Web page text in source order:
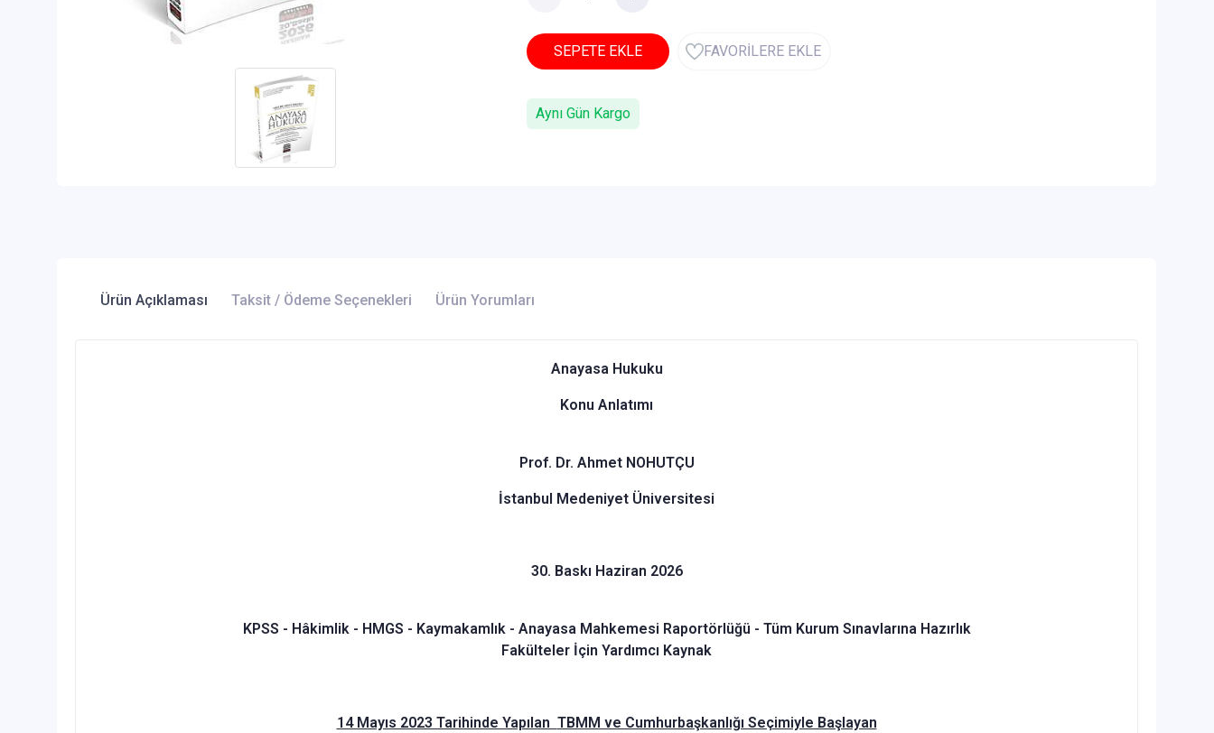
SEPETE EKLE FAVORİLERE EKLE
Aynı Gün Kargo
Ürün Açıklaması Taksit / Ödeme Seçenekleri Ürün Yorumları
Anayasa Hukuku
Konu Anlatımı
Prof. Dr. Ahmet NOHUTÇU
İstanbul Medeniyet Üniversitesi
30. Baskı Haziran 2026
KPSS - Hâkimlik - HMGS - Kaymakamlık - Anayasa Mahkemesi Raportörlüğü - Tüm Kurum Sınavlarına Hazırlık
Fakülteler İçin Yardımcı Kaynak
14 Mayıs 2023 Tarihinde Yapılan TBMM ve Cumhurbaşkanlığı Seçimiyle Başlayan